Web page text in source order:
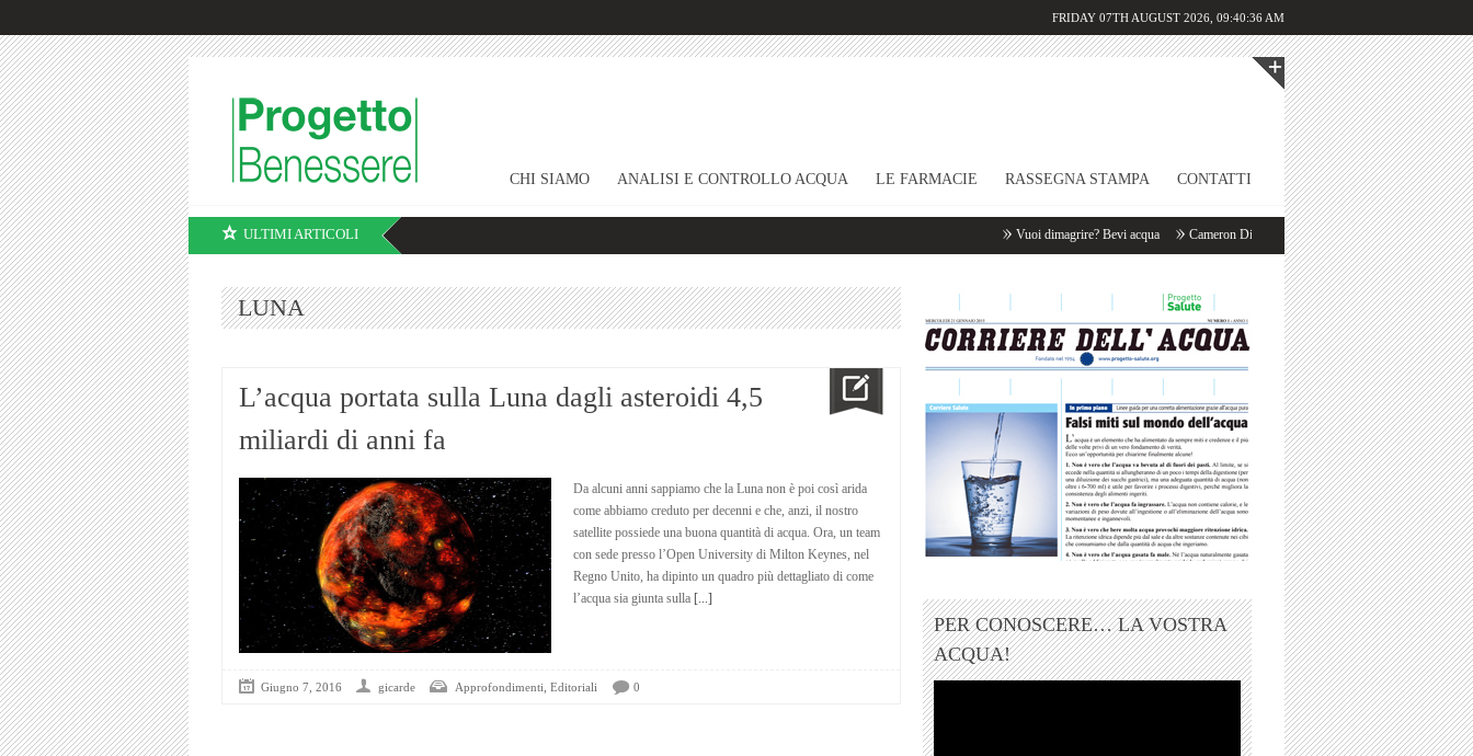
FRIDAY 07TH AUGUST 2026, 09:40:36 AM
CHI SIAMO ANALISI E CONTROLLO ACQUA LE FARMACIE RASSEGNA STAMPA CONTATTI
ULTIMI ARTICOLI Vuoi dimagrire? Bevi acqua Cameron Diaz: «Appena mi sveglio bevo un litro
LUNA
L’acqua portata sulla Luna dagli asteroidi 4,5
miliardi di anni fa
Da alcuni anni sappiamo che la Luna non è poi così arida
come abbiamo creduto per decenni e che, anzi, il nostro
satellite possiede una buona quantità di acqua. Ora, un team
con sede presso l’Open University di Milton Keynes, nel
Regno Unito, ha dipinto un quadro più dettagliato di come
l’acqua sia giunta sulla [...]
Giugno 7, 2016 gicarde Approfondimenti, Editoriali 0
PER CONOSCERE… LA VOSTRA
ACQUA!